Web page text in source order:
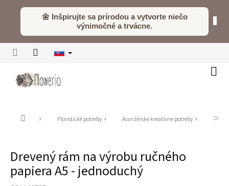
🌼 Inšpirujte sa prírodou a vytvorte niečo
výnimočné a trvácne.
Domov Floristické potreby Aranžérske kreatívne potreby
Drevený rám na výrobu ručného
papiera A5 - jednoduchý